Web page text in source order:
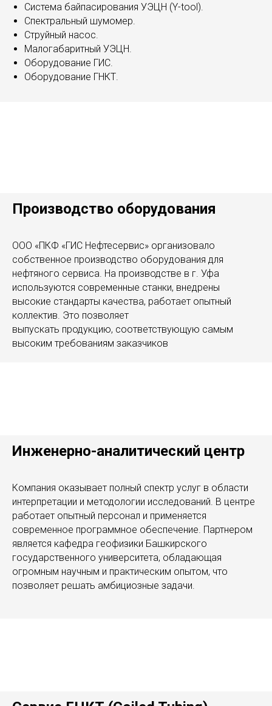
Система байпасирования УЭЦН (Y-tool).
Спектральный шумомер.
Струйный насос.
Малогабаритный УЭЦН.
Оборудование ГИС.
Оборудование ГНКТ.
Производство оборудования
ООО «ПКФ «ГИС Нефтесервис» организовало
собственное производство оборудования для
нефтяного сервиса. На производстве в г. Уфа
используются современные станки, внедрены
высокие стандарты качества, работает опытный
коллектив. Это позволяет
выпускать продукцию, соответствующую самым
высоким требованиям заказчиков
Инженерно-аналитический центр
Компания оказывает полный спектр услуг в области
интерпретации и методологии исследований. В центре
работает опытный персонал и применяется
современное программное обеспечение. Партнером
является кафедра геофизики Башкирского
государственного университета, обладающая
огромным научным и практическим опытом, что
позволяет решать амбициозные задачи.